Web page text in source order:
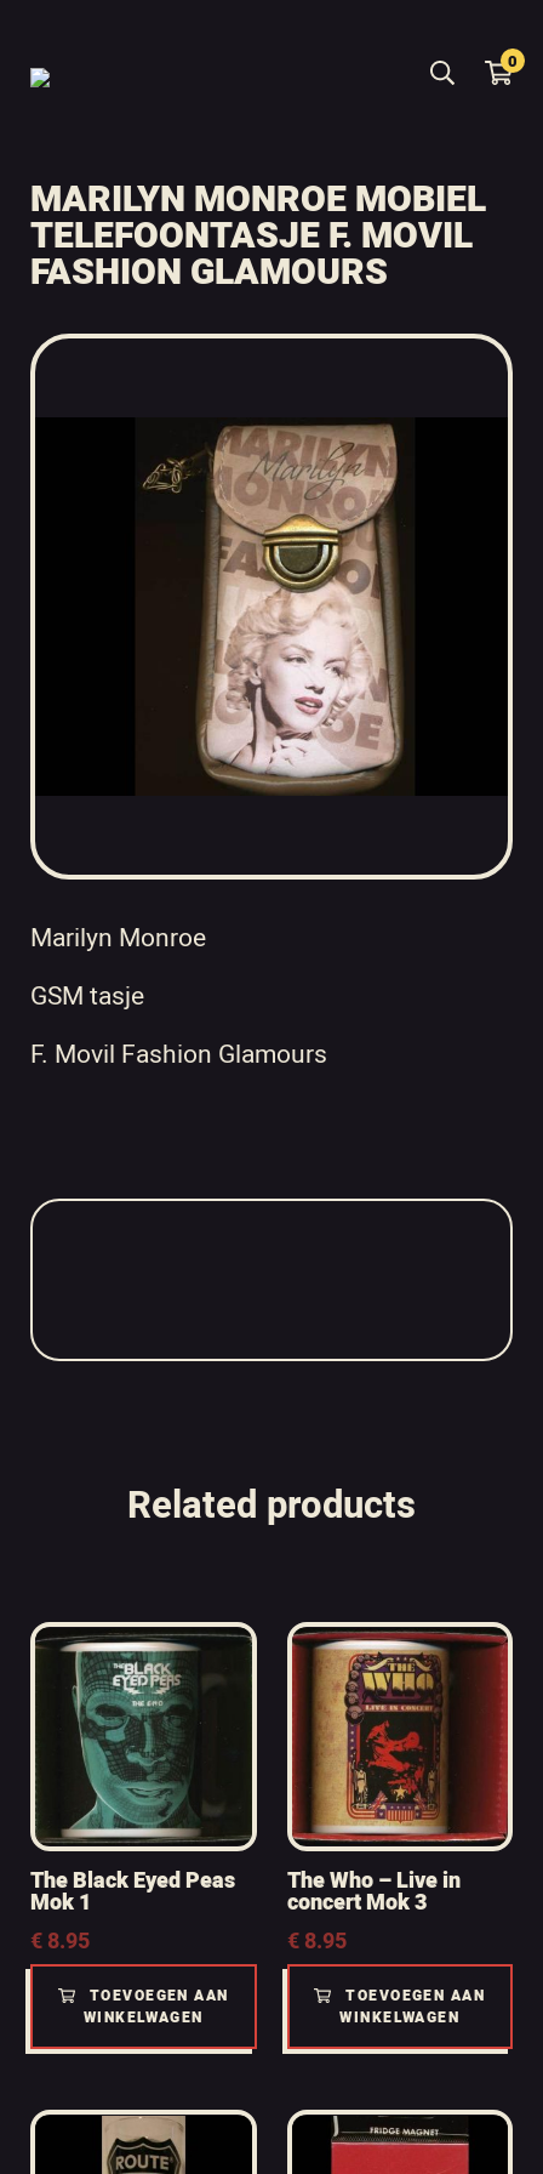
0
MARILYN MONROE MOBIEL
TELEFOONTASJE F. MOVIL
FASHION GLAMOURS
Marilyn Monroe
GSM tasje
F. Movil Fashion Glamours
Related products
The Black Eyed Peas
Mok 1
€8.95
TOEVOEGEN AAN
WINKELWAGEN
The Who – Live in
concert Mok 3
€8.95
TOEVOEGEN AAN
WINKELWAGEN